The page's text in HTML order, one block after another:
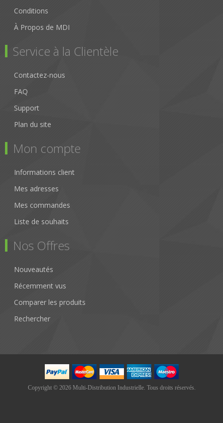
Conditions
À Propos de MDI
Service à la Clientèle
Contactez-nous
FAQ
Support
Plan du site
Mon compte
Informations client
Mes adresses
Mes commandes
Liste de souhaits
Nos Offres
Nouveautés
Récemment vus
Comparer les produits
Rechercher
Copyright © 2026 Multi-Distribution Industrielle. Tous droits réservés.